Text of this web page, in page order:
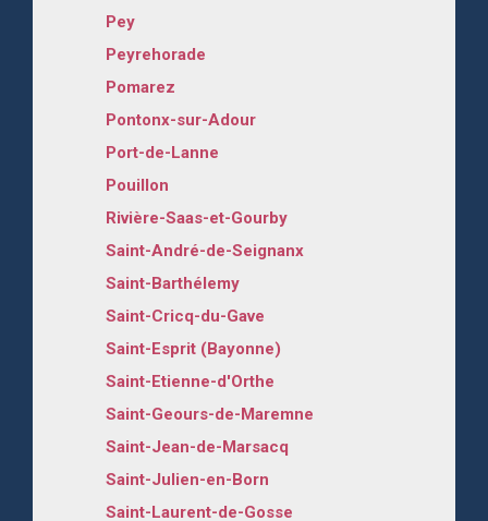
Pey
Peyrehorade
Pomarez
Pontonx-sur-Adour
Port-de-Lanne
Pouillon
Rivière-Saas-et-Gourby
Saint-André-de-Seignanx
Saint-Barthélemy
Saint-Cricq-du-Gave
Saint-Esprit (Bayonne)
Saint-Etienne-d'Orthe
Saint-Geours-de-Maremne
Saint-Jean-de-Marsacq
Saint-Julien-en-Born
Saint-Laurent-de-Gosse